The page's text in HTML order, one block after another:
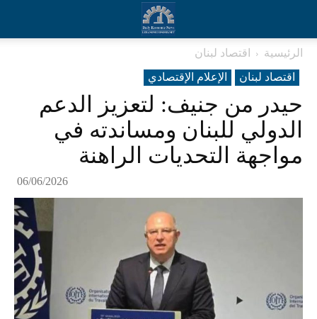
الرئيسية
اقتصاد لبنان
اقتصاد لبنان
الإعلام الإقتصادي
حيدر من جنيف: لتعزيز الدعم
الدولي للبنان ومساندته في
مواجهة التحديات الراهنة
06/06/2026